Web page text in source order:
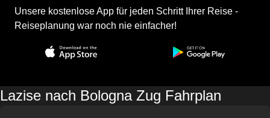
Unsere kostenlose App für jeden Schritt Ihrer Reise -
Reiseplanung war noch nie einfacher!
Lazise nach Bologna Zug Fahrplan